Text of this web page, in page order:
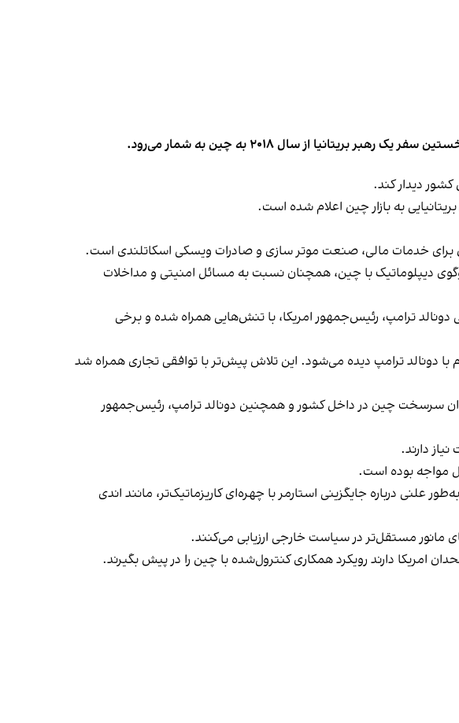
دیدار کند.
به بازار چین اعلام شده است.
برای خدمات مالی، صنعت موتر سازی و صادرات ویسکی اسکاتلندی است.
دیپلوماتیک با چین، همچنان نسبت به مسائل امنیتی و مداخلات
ترامپ، رئیس‌جمهور امریکا، با تنش‌هایی همراه شده و برخی
دونالد ترامپ دیده می‌شود. این تلاش پیش‌تر با توافقی تجاری همراه شد
سرسخت چین در داخل کشور و همچنین دونالد ترامپ، رئیس‌جمهور
دارند.
مواجه بوده است.
درباره جایگزینی استارمر با چهره‌ای کاریزماتیک‌تر، مانند اندی
مانور مستقل‌تر در سیاست خارجی ارزیابی می‌کنند.
امریکا دارند رویکرد همکاری کنترول‌شده با چین را در پیش بگیرند.